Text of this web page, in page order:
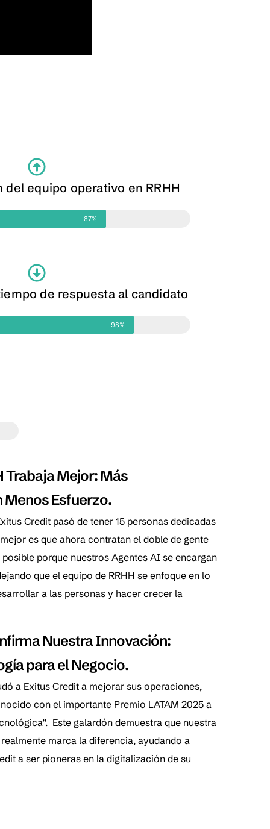
del equipo operativo en RRHH
de respuesta al candidato
Trabaja Mejor: Más
Esfuerzo.
Credit pasó de tener 15 personas dedicadas
es que ahora contratan el doble de gente
posible porque nuestros Agentes AI se encargan
que el equipo de RRHH se enfoque en lo
a las personas y hacer crecer la
Nuestra Innovación:
para el Negocio.
a Exitus Credit a mejorar sus operaciones,
con el importante Premio LATAM 2025 a
Este galardón demuestra que nuestra
marca la diferencia, ayudando a
a ser pioneras en la digitalización de su